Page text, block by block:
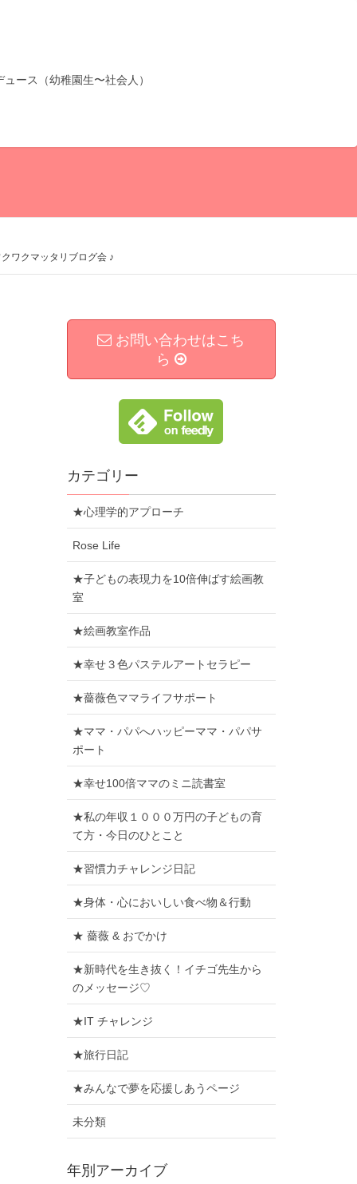
ース（幼稚園生〜社会人）
ワクマッタリブログ会 ♪
お問い合わせはこち
ら
カテゴリー
★心理学的アプローチ
Rose Life
★子どもの表現力を10倍伸ばす絵画教
室
★絵画教室作品
★幸せ３色パステルアートセラピー
★薔薇色ママライフサポート
★ママ・パパへハッピーママ・パパサ
ポート
★幸せ100倍ママのミニ読書室
★私の年収１０００万円の子どもの育
て方・今日のひとこと
★習慣力チャレンジ日記
★身体・心においしい食べ物＆行動
★ 薔薇 & おでかけ
★新時代を生き抜く！イチゴ先生から
のメッセージ♡
★IT チャレンジ
★旅行日記
★みんなで夢を応援しあうページ
未分類
年別アーカイブ